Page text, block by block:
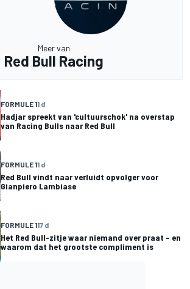
Meer van
Red Bull Racing
FORMULE 11 d
Hadjar spreekt van 'cultuurschok' na overstap
van Racing Bulls naar Red Bull
FORMULE 11 d
Red Bull vindt naar verluidt opvolger voor
Gianpiero Lambiase
FORMULE 117 d
Het Red Bull-zitje waar niemand over praat – en
waarom dat het grootste compliment is